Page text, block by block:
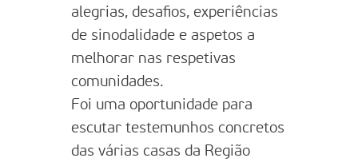
alegrias, desafios, experiências
de sinodalidade e aspetos a
melhorar nas respetivas
comunidades.
Foi uma oportunidade para
escutar testemunhos concretos
das várias casas da Região